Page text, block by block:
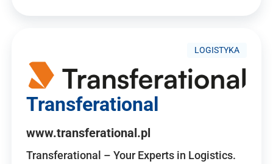
LOGISTYKA
Transferational
www.transferational.pl
Transferational – Your Experts in Logistics.